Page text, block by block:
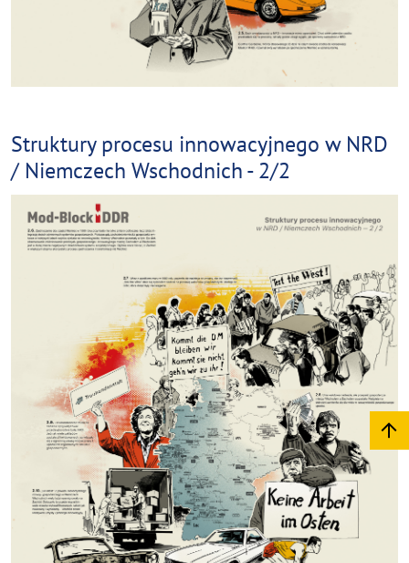
Struktury procesu innowacyjnego w NRD
/ Niemczech Wschodnich - 2/2